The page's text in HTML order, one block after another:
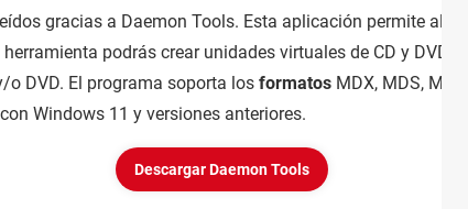
gracias a Daemon Tools. Esta aplicación permite al
podrás crear unidades virtuales de CD y DVD
DVD. El programa soporta los formatos MDX, MDS, MDF,
Windows 11 y versiones anteriores.
Descargar Daemon Tools